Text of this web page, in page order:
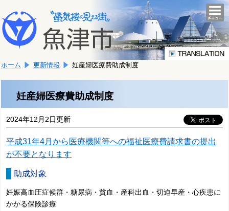
文
へ
移
ま
す。
こ
か
文
ホーム 更新情報 妊産婦医療費助成制度
妊産婦医療費助成制度
2024年12月2日更新
平成31年4月から医療機関等への福祉医療費請求書の提出
が不要となります
助成対象
妊娠高血圧症候群・糖尿病・貧血・産科出血・切迫早産・心疾患に
かかる保険診療